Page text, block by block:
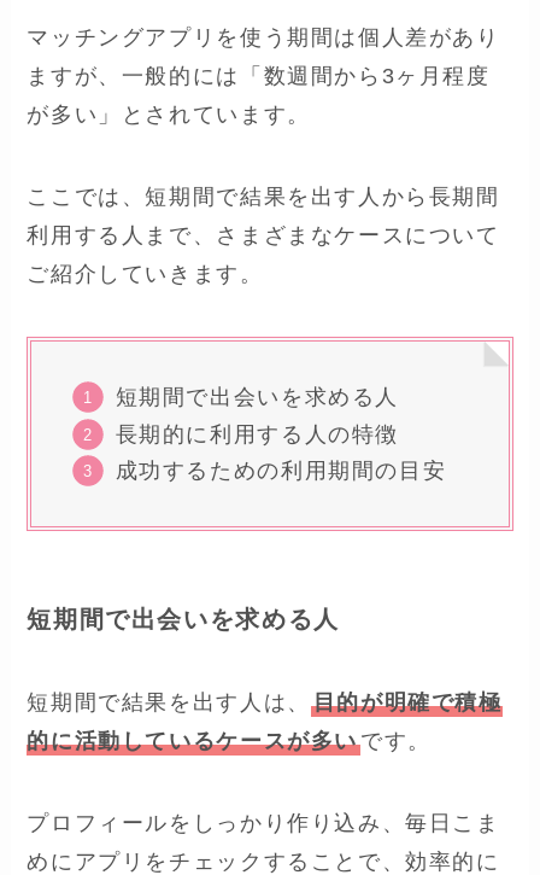
マッチングアプリを使う期間は個人差があり
ますが、一般的には「数週間から3ヶ月程度
が多い」とされています。
ここでは、短期間で結果を出す人から長期間
利用する人まで、さまざまなケースについて
ご紹介していきます。
短期間で出会いを求める人
長期的に利用する人の特徴
成功するための利用期間の目安
短期間で出会いを求める人
短期間で結果を出す人は、 目的が明確で積極
的に活動しているケースが多いです。
プロフィールをしっかり作り込み、毎日こま
めにアプリをチェックすることで、効率的に